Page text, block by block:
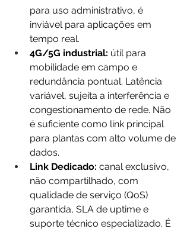
para uso administrativo, é
inviável para aplicações em
tempo real.
4G/5G industrial: útil para
mobilidade em campo e
redundância pontual. Latência
variável, sujeita a interferência e
congestionamento de rede. Não
é suficiente como link principal
para plantas com alto volume de
dados.
Link Dedicado: canal exclusivo,
não compartilhado, com
qualidade de serviço (QoS)
garantida, SLA de uptime e
suporte técnico especializado. É